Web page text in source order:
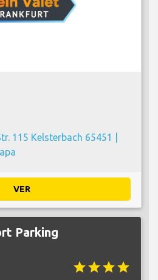
115 Kelsterbach 65451 |
VER
Parking
starstarstarstar